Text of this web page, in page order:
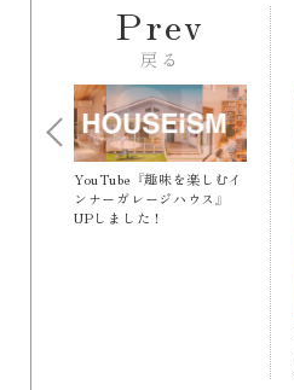
Prev
戻る
YouTube 『趣味を楽しむイ
ンナーガレージハウス』
UPしました！